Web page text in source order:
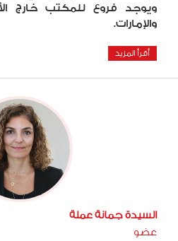
ويوجد فروع للمكتب خارج
والإمارات.
أقرأ المزيد
السيدة جمانة عملة
عضو